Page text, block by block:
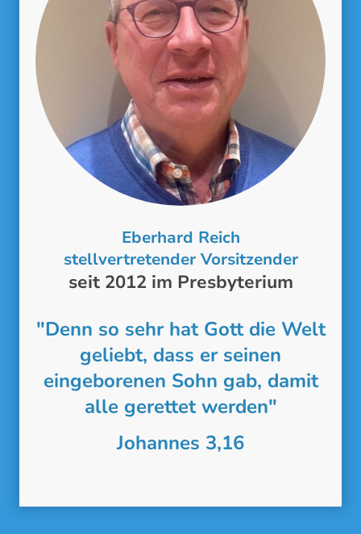
Eberhard Reich
stellvertretender Vorsitzender
seit 2012 im Presbyterium
"Denn so sehr hat Gott die Welt
geliebt, dass er seinen
eingeborenen Sohn gab, damit
alle gerettet werden"
Johannes 3,16